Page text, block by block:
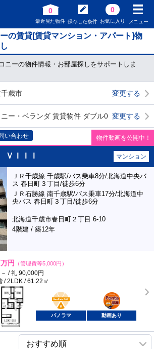
0
最近見た物件 保存した条件
0
お気に入り メニュー
の賃貸[賃貸マンション・アパート]物
ニーの物件情報・お部屋探しをサポートしま
歳市 変更する
ー・ベランダ 賃貸物件 ダブル0 変更する
い合わせ 物件動画を公開中！
ＶＩＩＩ マンション
ＪＲ千歳線 千歳駅/バス乗車8分/北海道中央バ
ス 春日町３丁目/徒歩6分
ＪＲ石勝線 南千歳駅/バス乗車17分/北海道中
央バス 春日町３丁目/徒歩6分
北海道千歳市春日町２丁目 6-10
4階建 / 築12年
万円 （管理費等5,000円）
/ 礼 90,000円
/ 2LDK / 61.22㎡
BunChinPAY
ポンタ
部屋
パノラマ 動画あり